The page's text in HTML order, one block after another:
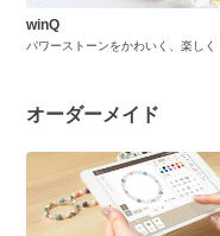
winQ
パワーストーンをかわいく、楽しく
オーダーメイド